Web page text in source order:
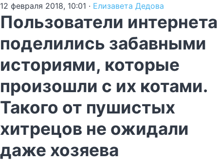
12 февраля 2018, 10:01 · Елизавета Дедова
Пользователи интернета
поделились забавными
историями, которые
произошли с их котами.
Такого от пушистых
хитрецов не ожидали
даже хозяева